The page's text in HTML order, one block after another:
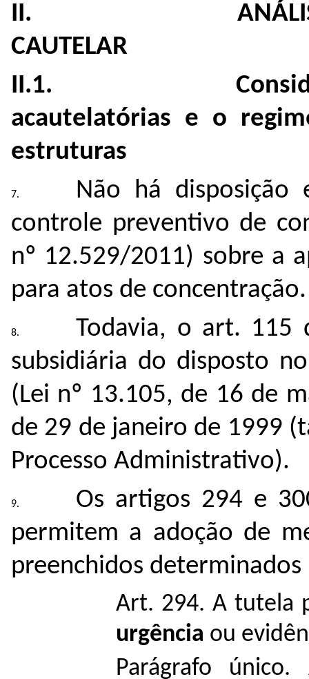
II. ANÁLISE DA
CAUTELAR
II.1.
acautelatórias e o
estruturas
Não há disposição
controle preventivo de
nº 12.529/2011) sobre a
para atos de concentração.
Todavia, o art. 115
subsidiária do disposto
(Lei nº 13.105, de 16 de
de 29 de janeiro de 1999
Processo Administrativo).
Os artigos 294 e
permitem a adoção de
preenchidos
Art. 294. A tutela
urgência ou
Parágrafo